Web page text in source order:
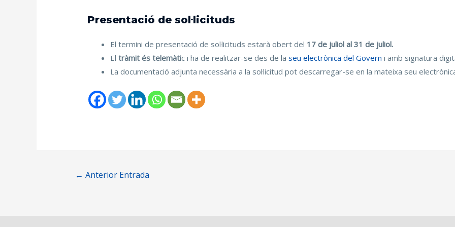
Presentació de sol·licituds
El termini de presentació de sol·licituds estarà obert del 17 de juliol al 31 de juliol.
Eltràmit és telemàtic i ha de realitzar-se des de laseu electrònica del Govern i amb signatura
La documentació adjunta necessària a la sol·licitud pot descarregar-se en la mateixa seu
← Anterior Entrada